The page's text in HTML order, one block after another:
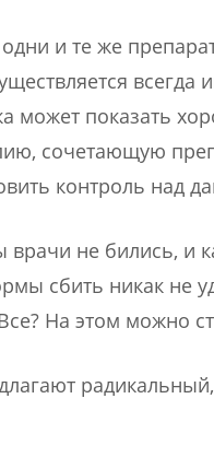
и те же
может показать
сочетающую
контроль над
врачи не бились, и
сбить никак не
На этом можно